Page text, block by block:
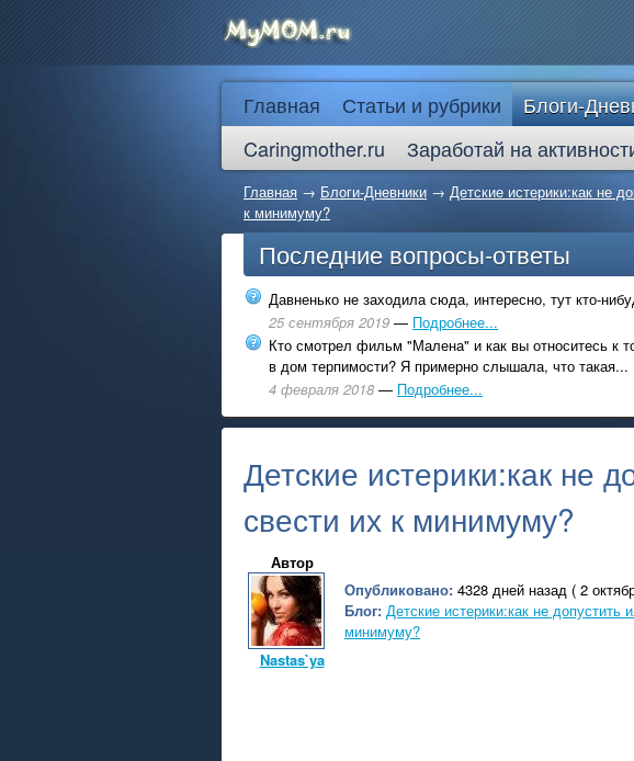
Главная Статьи и рубрики Блоги-
Caringmother.ru
Заработай на
Главная → Блоги-Дневники → Детские истерики:как не
к минимуму?
Последние вопросы-ответы
Давненько не заходила сюда, интересно, тут кто-
25 сентября 2019 — Подробнее...
Кто смотрел фильм "Малена" и как вы относитесь к
в дом терпимости? Я примерно слышала, что такая...
4 февраля 2018 — Подробнее...
Детские истерики:как не
свести их к минимуму?
Автор
Nastas`ya
Опубликовано: 4328 дней назад ( 2
Блог: Детские истерики:как не допустить
минимуму?